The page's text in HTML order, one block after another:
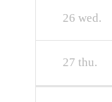
26 wed.
27 thu.